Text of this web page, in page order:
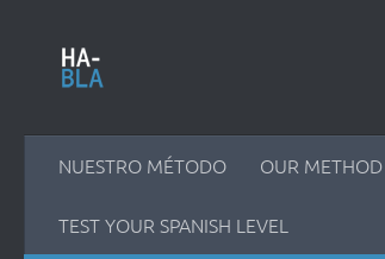
NUESTRO MÉTODO OUR METHOD
TEST YOUR SPANISH LEVEL